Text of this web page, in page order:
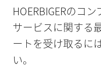
HOERBIGERのコ
サービスに関する
ートを受け取るに
い。